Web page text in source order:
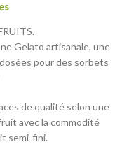
Gelato artisanale, une
pour des sorbets
de qualité selon une
avec la commodité
semi-fini.